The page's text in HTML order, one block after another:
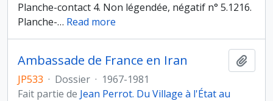
Planche-contact 4. Non légendée, négatif n° 5.1216.
Planche-… Read more
Ambassade de France en Iran
JP533 · Dossier · 1967-1981
Fait partie de Jean Perrot. Du Village à l'État au